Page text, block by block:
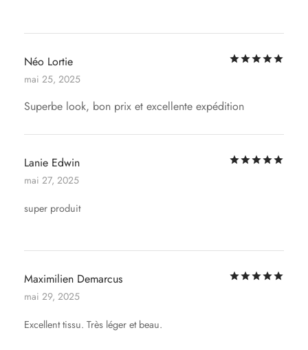
Néo Lortie
mai 25, 2025
Superbe look, bon prix et excellente expédition
Lanie Edwin
mai 27, 2025
super produit
Maximilien Demarcus
mai 29, 2025
Excellent tissu. Très léger et beau.